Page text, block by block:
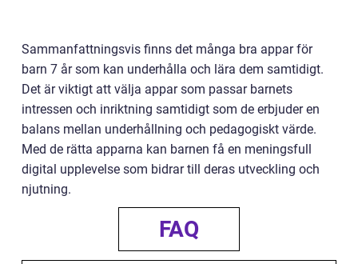
Sammanfattningsvis finns det många bra appar för
barn 7 år som kan underhålla och lära dem samtidigt.
Det är viktigt att välja appar som passar barnets
intressen och inriktning samtidigt som de erbjuder en
balans mellan underhållning och pedagogiskt värde.
Med de rätta apparna kan barnen få en meningsfull
digital upplevelse som bidrar till deras utveckling och
njutning.
FAQ